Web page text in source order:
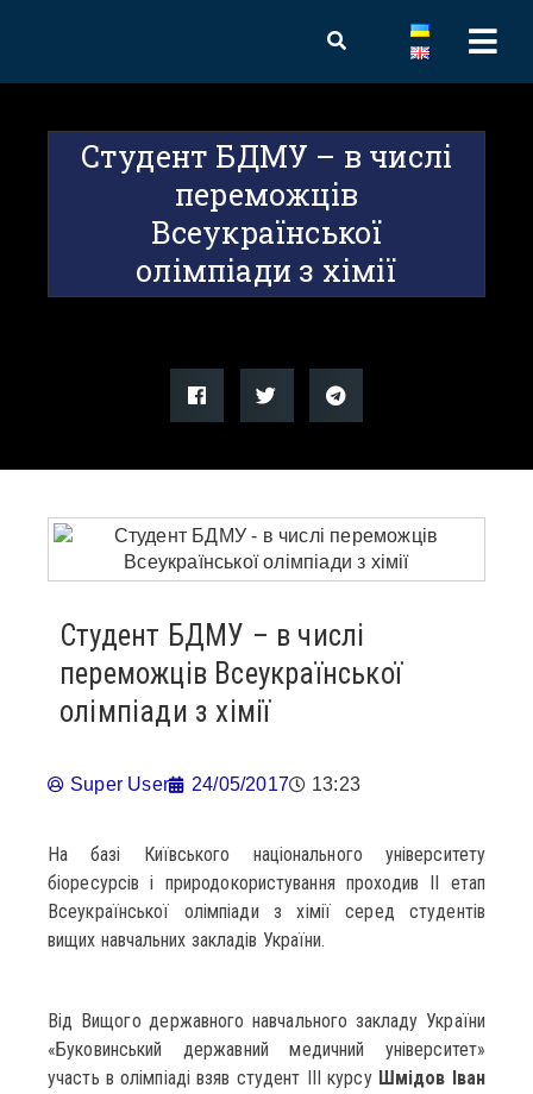
Студент БДМУ – в числі
переможців
Всеукраїнської
олімпіади з хімії
Студент БДМУ – в числі
переможців Всеукраїнської
олімпіади з хімії
Super User 24/05/2017 13:23
На базі Київського національного університету
біоресурсів і природокористування проходив ІІ етап
Всеукраїнської олімпіади з хімії серед студентів
вищих навчальних закладів України.
Від Вищого державного навчального закладу України
«Буковинський державний медичний університет»
участь в олімпіаді взяв студент ІІІ курсу Шмідов Іван